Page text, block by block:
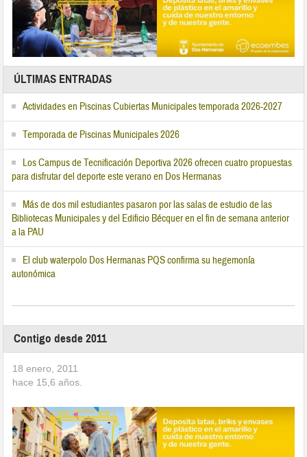
ÚLTIMAS ENTRADAS
Actividades en Piscinas Cubiertas Municipales temporada 2026-2027
Temporada de Piscinas Municipales 2026
Los Campus de Tecnificación Deportiva 2026 ofrecen cuatro propuestas
para disfrutar del deporte este verano en Dos Hermanas
Más de dos mil estudiantes pasaron por las salas de estudio de las
Bibliotecas Municipales y del Edificio Bécquer en el fin de semana anterior
a la PAU
El club waterpolo Dos Hermanas PQS confirma su hegemonía
autonómica
Contigo desde 2011
18 enero, 2011
hace 15,6 años.